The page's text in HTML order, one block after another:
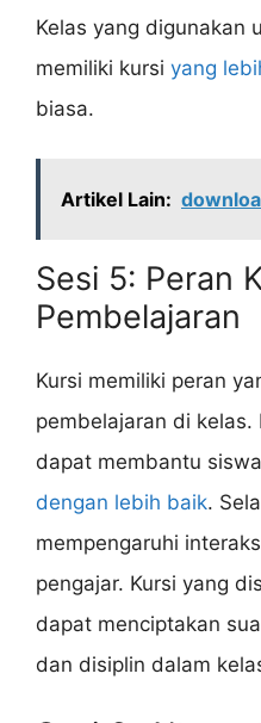
Kelas yang digunakan
memiliki kursi yang
biasa.
Artikel Lain:
Sesi 5: Peran
Pembelajaran
Kursi memiliki peran
pembelajaran di kelas.
dapat membantu
dengan lebih baik.
mempengaruhi
pengajar. Kursi yang
dapat menciptakan
dan disiplin dalam